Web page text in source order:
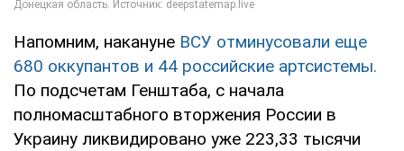
Напомним, накануне ВСУ отминусовали еще
680 оккупантов и 44 российские артсистемы.
По подсчетам Генштаба, с начала
полномасштабного вторжения России в
Украину ликвидировано уже 223,33 тысячи